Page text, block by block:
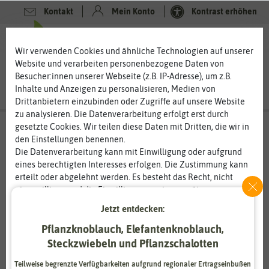
Kontakt Mein Konto Kontrast erhöhen
Wir verwenden Cookies und ähnliche Technologien auf unserer
Website und verarbeiten personenbezogene Daten von
Besucher:innen unserer Webseite (z.B. IP-Adresse), um z.B.
Inhalte und Anzeigen zu personalisieren, Medien von
Drittanbietern einzubinden oder Zugriffe auf unsere Website
zu analysieren. Die Datenverarbeitung erfolgt erst durch
gesetzte Cookies. Wir teilen diese Daten mit Dritten, die wir in
den Einstellungen benennen.
Die Datenverarbeitung kann mit Einwilligung oder aufgrund
eines berechtigten Interesses erfolgen. Die Zustimmung kann
erteilt oder abgelehnt werden. Es besteht das Recht, nicht
einzuwilligen und die Einwilligung zu einem späteren
Informationen zur Verwendung personenbezogener Daten und
den Diensten erklären wir in unsererDaten­schutz­erklärung
Jetzt entdecken:
Pflanzknoblauch, Elefantenknoblauch,
Steckzwiebeln und Pflanzschalotten
Teilweise begrenzte Verfügbarkeiten aufgrund regionaler Ertragseinbußen